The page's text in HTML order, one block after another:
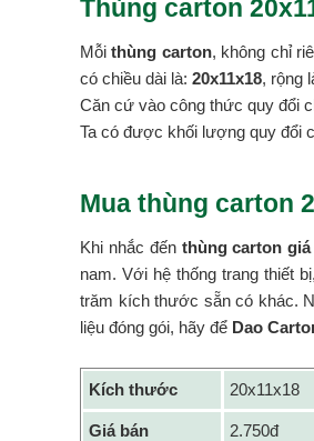
Thùng carton
Mỗithùng carton, không chỉ
có chiều dài là: 20x11x18, rộng
Căn cứ vào công thức quy đổi
Ta có được khối lượng quy đổi
Mua thùng carton
Khi nhắc đến thùng carton giá
nam. Với hệ thống trang thiết
trăm kích thước sẵn có khác.
liệu đóng gói, hãy để Dao
Kích thước 20x11x18
Giá bán 2.750đ